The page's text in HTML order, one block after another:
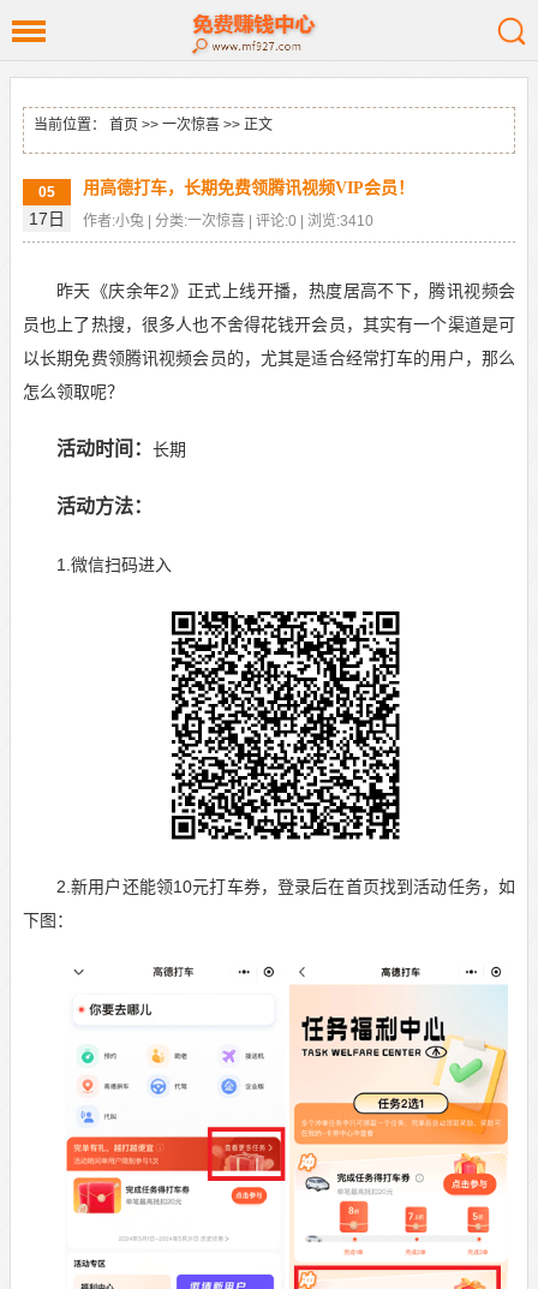
当前位置： 首页 >> 一次惊喜 >> 正文
05
17日
用高德打车，长期免费领腾讯视频VIP会员！
作者:小兔 | 分类:一次惊喜 | 评论:0 | 浏览:3410
昨天《庆余年2》正式上线开播，热度居高不下，腾讯视频会
员也上了热搜，很多人也不舍得花钱开会员，其实有一个渠道是可
以长期免费领腾讯视频会员的，尤其是适合经常打车的用户，那么
怎么领取呢？
活动时间： 长期
活动方法：
1.微信扫码进入
2.新用户还能领10元打车券，登录后在首页找到活动任务，如
下图：